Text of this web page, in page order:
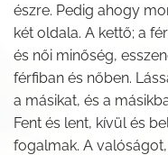
észre. Pedig ahogy
két oldala. A kettő; a
és női minőség,
férfiban és nőben.
a másikat, és a
Fent és lent, kívül és
fogalmak. A